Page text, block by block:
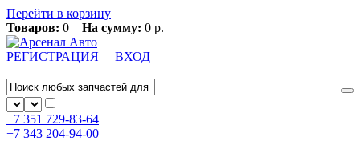
Перейти в корзину
Товаров: 0 На сумму: 0 р.
РЕГИСТРАЦИЯ ВХОД
+7 351 729-83-64
+7 343 204-94-00